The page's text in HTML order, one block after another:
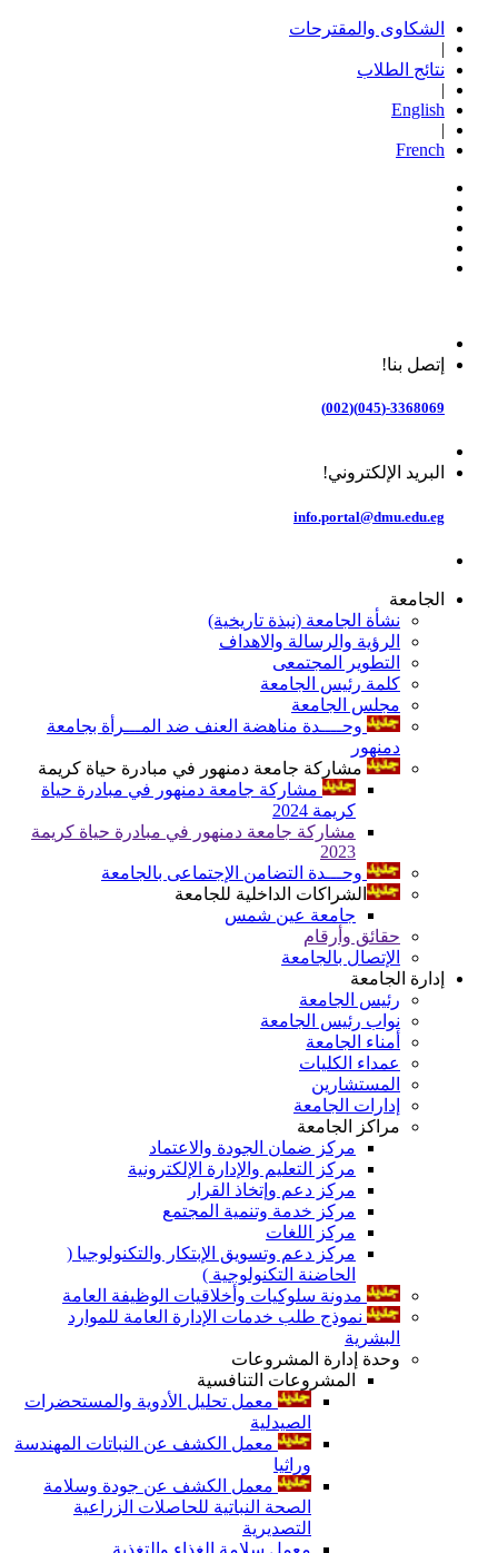
الشكاوى والمقترحات
|
نتائج الطلاب
|
English
|
French
إتصل بنا!
3368069-(045)(002)
البريد الإلكتروني!
info.portal@dmu.edu.eg
الجامعة
نشأة الجامعة (نبذة تاريخية)
الرؤية والرسالة والاهداف
التطوير المجتمعى
كلمة رئيس الجامعة
مجلس الجامعة
وحــــدة مناهضة العنف ضد المـــرأة بجامعة
دمنهور
مشاركة جامعة دمنهور في مبادرة حياة كريمة
مشاركة جامعة دمنهور في مبادرة حياة
كريمة 2024
مشاركة جامعة دمنهور في مبادرة حياة كريمة
2023
وحـــدة التضامن الإجتماعى بالجامعة
الشراكات الداخلية للجامعة
جامعة عين شمس
حقائق وأرقام
الإتصال بالجامعة
إدارة الجامعة
رئيس الجامعة
نواب رئيس الجامعة
أمناء الجامعة
عمداء الكليات
المستشارين
إدارات الجامعة
مراكز الجامعة
مركز ضمان الجودة والاعتماد
مركز التعليم والإدارة الإلكترونية
مركز دعم وإتخاذ القرار
مركز خدمة وتنمية المجتمع
مركز اللغات
مركز دعم وتسويق الإبتكار والتكنولوجيا (
الحاضنة التكنولوجية )
مدونة سلوكيات وأخلاقيات الوظيفة العامة
نموذج طلب خدمات الإدارة العامة للموارد
البشرية
وحدة إدارة المشروعات
المشروعات التنافسية
معمل تحليل الأدوية والمستحضرات
الصيدلية
معمل الكشف عن النباتات المهندسة
وراثيا
معمل الكشف عن جودة وسلامة
الصحة النباتية للحاصلات الزراعية
التصديرية
معمل سلامة الغذاء والتغذية